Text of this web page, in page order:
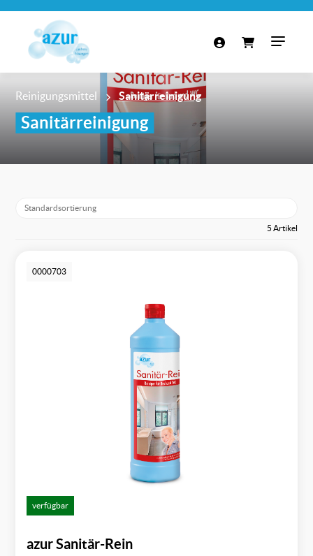
Reinigungsmittel Sanitärreinigung
Sanitärreinigung
5 Artikel
0000703
verfügbar
azur Sanitär-Rein